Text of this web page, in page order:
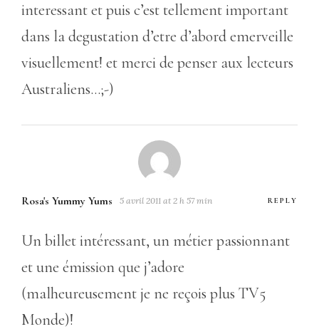
interessant et puis c’est tellement important
dans la degustation d’etre d’abord emerveille
visuellement! et merci de penser aux lecteurs
Australiens…;-)
Rosa's Yummy Yums 5 avril 2011 at 2 h 57 min REPLY
Un billet intéressant, un métier passionnant
et une émission que j’adore
(malheureusement je ne reçois plus TV5
Monde)!